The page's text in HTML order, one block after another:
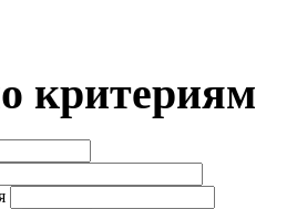
критериям